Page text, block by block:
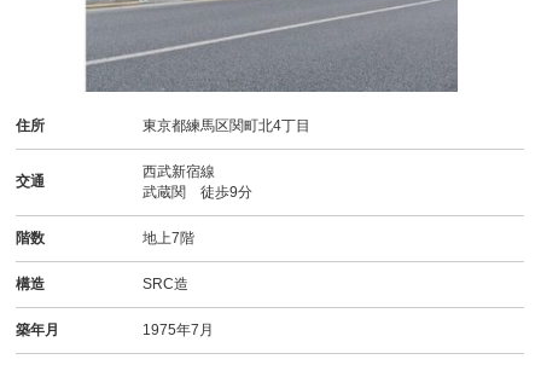
住所 東京都練馬区関町北4丁目
交通
西武新宿線
武蔵関 徒歩9分
階数 地上7階
構造 SRC造
築年月 1975年7月